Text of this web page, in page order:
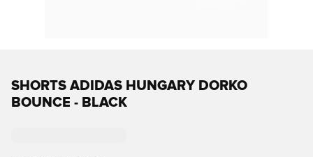
SHORTS ADIDAS HUNGARY DORKO
BOUNCE - BLACK